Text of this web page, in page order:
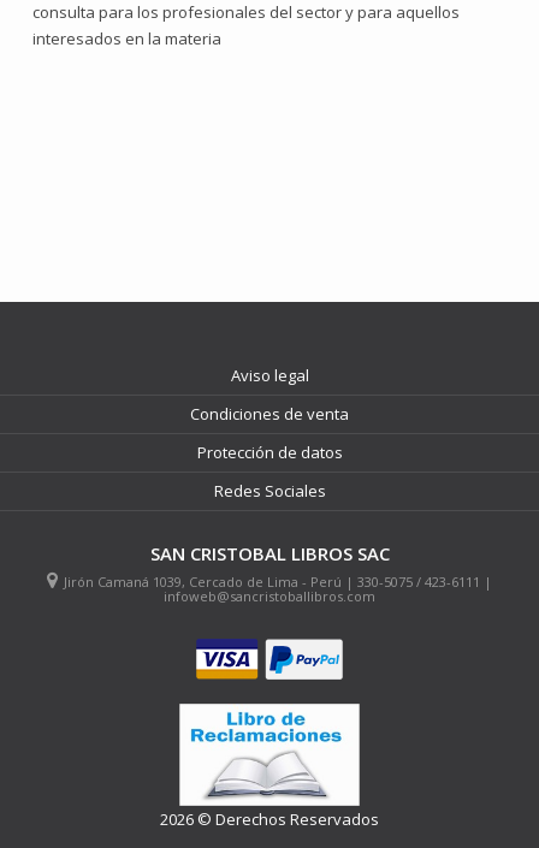
consulta para los profesionales del sector y para aquellos
interesados en la materia
Aviso legal
Condiciones de venta
Protección de datos
Redes Sociales
SAN CRISTOBAL LIBROS SAC
Jirón Camaná 1039, Cercado de Lima - Perú | 330-5075 / 423-6111 |
infoweb@sancristoballibros.com
2026 © Derechos Reservados